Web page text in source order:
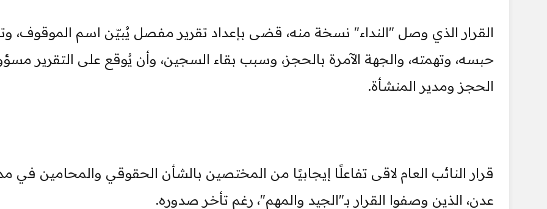
القرار الذي وصل "النداء" نسخة منه، قضى بإعداد تقرير مفصل يُبيّن اسم الموقوف،
حبسه، وتهمته، والجهة الآمرة بالحجز، وسبب بقاء السجين، وأن يُوقع على التقرير
الحجز ومدير المنشأة.
قرار النائب العام لاقى تفاعلًا إيجابيًا من المختصين بالشأن الحقوقي والمحامين في
عدن، الذين وصفوا القرار بـ"الجيد والمهم"، رغم تأخر صدوره.